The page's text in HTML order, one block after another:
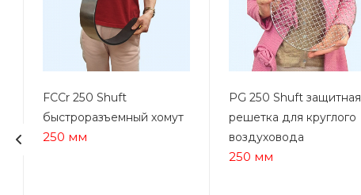
FCCr 250 Shuft
быстроразъемный хомут
250 мм
PG 250 Shuft защитная
решетка для круглого
воздуховода
250 мм